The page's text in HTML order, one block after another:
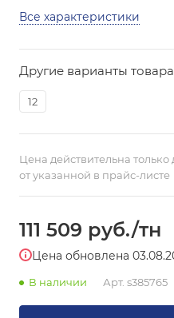
Все характеристики
Другие варианты
12
Цена действительна только
от указанной в прайс-листе
111 509 руб./тн
Цена обновлена
В наличии Арт. s385765